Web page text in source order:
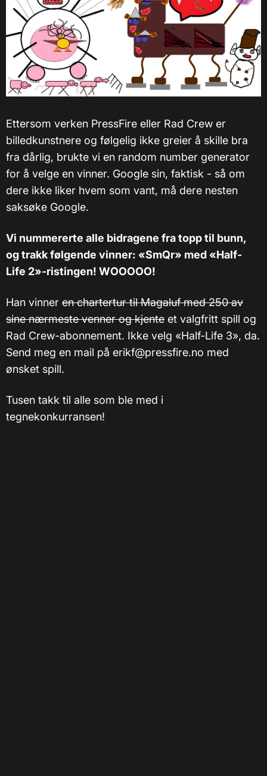
Ettersom verken PressFire eller Rad Crew er
billedkunstnere og følgelig ikke greier å skille bra
fra dårlig, brukte vi en random number generator
for å velge en vinner. Google sin, faktisk - så om
dere ikke liker hvem som vant, må dere nesten
saksøke Google.
Vi nummererte alle bidragene fra topp til bunn,
og trakk følgende vinner: «SmQr» med «Half-
Life 2»-ristingen! WOOOOO!
Han vinner en chartertur til Magaluf med 250 av
sine nærmeste venner og kjente et valgfritt spill og
Rad Crew-abonnement. Ikke velg «Half-Life 3», da.
Send meg en mail på erikf@pressfire.no med
ønsket spill.
Tusen takk til alle som ble med i
tegnekonkurransen!